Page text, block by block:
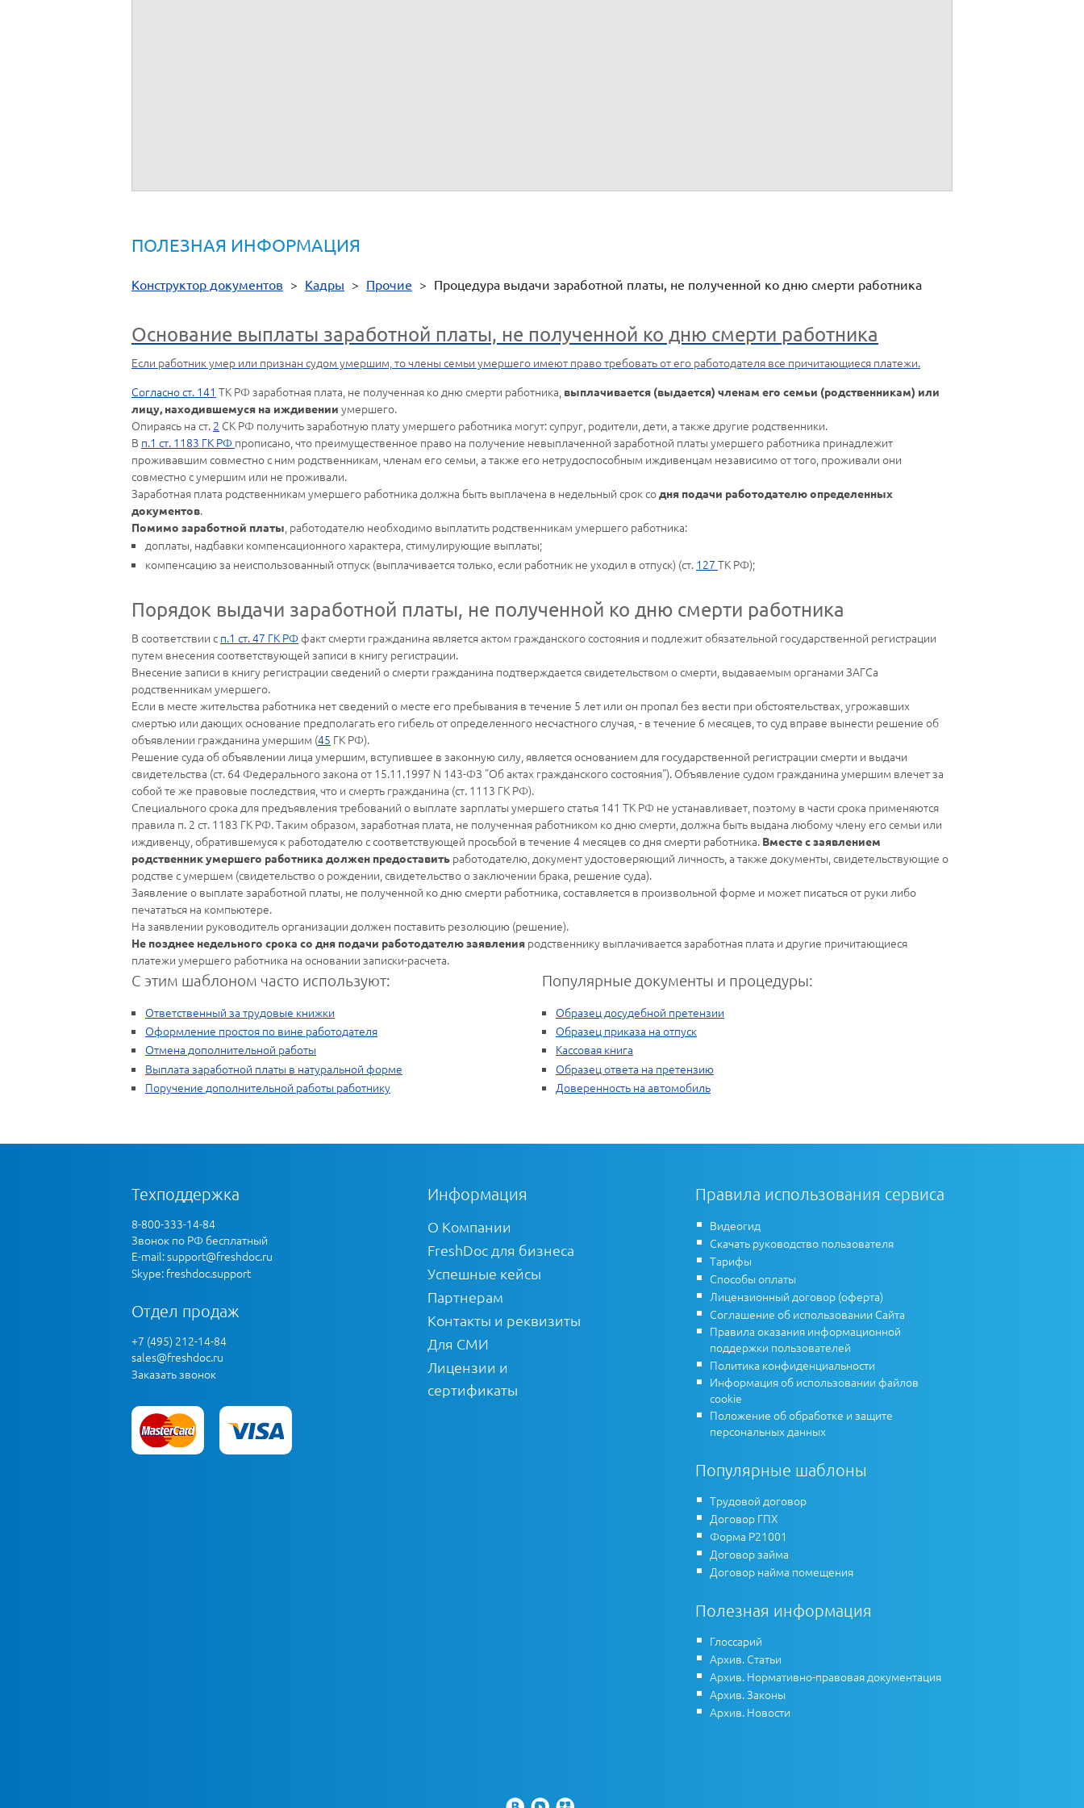
ПОЛЕЗНАЯ ИНФОРМАЦИЯ
Конструктор документов > Кадры > Прочие > Процедура выдачи заработной платы, не полученной ко дню смерти работника
Основание выплаты заработной платы, не полученной ко дню смерти работника
Если работник умер или признан судом умершим, то члены семьи умершего имеют право требовать от его работодателя все причитающиеся платежи.
Согласно ст. 141 ТК РФ заработная плата, не полученная ко дню смерти работника, выплачивается (выдается) членам его семьи (родственникам) или
лицу, находившемуся на иждивении умершего.
Опираясь на ст. 2 СК РФ получить заработную плату умершего работника могут: супруг, родители, дети, а также другие родственники.
В п.1 ст. 1183 ГК РФ прописано, что преимущественное право на получение невыплаченной заработной платы умершего работника принадлежит
проживавшим совместно с ним родственникам, членам его семьи, а также его нетрудоспособным иждивенцам независимо от того, проживали они
совместно с умершим или не проживали.
Заработная плата родственникам умершего работника должна быть выплачена в недельный сроксодня подачи работодателю определенных
документов.
Помимо заработной платы, работодателю необходимо выплатить родственникам умершего работника:
доплаты, надбавки компенсационного характера, стимулирующие выплаты;
компенсацию за неиспользованный отпуск (выплачивается только, если работник не уходил в отпуск) (ст. 127 ТК РФ);
Порядок выдачи заработной платы, не полученной ко дню смерти работника
В соответствии с п.1 ст. 47 ГК РФфакт смерти гражданина является актом гражданского состояния и подлежит обязательной государственной регистрации
путем внесения соответствующей записи в книгу регистрации.
Внесение записи в книгу регистрации сведений о смерти гражданина подтверждается свидетельством о смерти, выдаваемым органами ЗАГСа
родственникам умершего.
Если в месте жительства работника нет сведений о месте его пребывания в течение 5 лет или он пропал без вести при обстоятельствах, угрожавших
смертью или дающих основание предполагать его гибель от определенного несчастного случая, - в течение 6 месяцев, то суд вправе вынести решение об
объявлении гражданина умершим (45 ГК РФ).
Решение суда об объявлении лица умершим, вступившее в законную силу, является основанием для государственной регистрации смерти и выдачи
свидетельства (ст. 64 Федерального закона от 15.11.1997 N 143-ФЗ "Об актах гражданского состояния"). Объявление судом гражданина умершим влечет за
собой те же правовые последствия, что и смерть гражданина (ст. 1113 ГК РФ).
Специального срока для предъявления требований о выплате зарплаты умершего статья 141 ТК РФ не устанавливает, поэтому в части срока применяются
правила п. 2 ст. 1183 ГК РФ. Таким образом, заработная плата, не полученная работником ко дню смерти, должна быть выдана любому члену его семьи или
иждивенцу, обратившемуся к работодателю с соответствующей просьбой в течение 4 месяцев со дня смерти работника. Вместе с заявлением
родственник умершего работника должен предоставить работодателю, документ удостоверяющий личность, а также документы, свидетельствующие о
родстве с умершем (свидетельство о рождении, свидетельство о заключении брака, решение суда).
Заявление о выплате заработной платы, не полученной ко дню смерти работника, составляется в произвольной форме и может писаться от руки либо
печататься на компьютере.
На заявлении руководитель организации должен поставить резолюцию (решение).
Не позднее недельного срока со дня подачи работодателю заявления родственнику выплачивается заработная плата и другие причитающиеся
платежи умершего работника на основании записки-расчета.
С этим шаблоном часто используют:
Ответственный за трудовые книжки
Оформление простоя по вине работодателя
Отмена дополнительной работы
Выплата заработной платы в натуральной форме
Поручение дополнительной работы работнику
Популярные документы и процедуры:
Образец досудебной претензии
Образец приказа на отпуск
Кассовая книга
Образец ответа на претензию
Доверенность на автомобиль
Техподдержка
8-800-333-14-84
Звонок по РФ бесплатный
E-mail:support@freshdoc.ru
Skype: freshdoc.support
Отдел продаж
+7 (495) 212-14-84
sales@freshdoc.ru
Заказать звонок
Информация
О Компании
FreshDoc для бизнеса
Успешные кейсы
Партнерам
Контакты и реквизиты
Для СМИ
Лицензии и
сертификаты
Правила использования сервиса
Видеогид
Скачать руководство пользователя
Тарифы
Способы оплаты
Лицензионный договор (оферта)
Соглашение об использовании Сайта
Правила оказания информационной
поддержки пользователей
Политика конфиденциальности
Информация об использовании файлов
cookie
Положение об обработке и защите
персональных данных
Популярные шаблоны
Трудовой договор
Договор ГПХ
Форма Р21001
Договор займа
Договор найма помещения
Полезная информация
Глоссарий
Архив. Статьи
Архив. Нормативно-правовая документация
Архив. Законы
Архив. Новости